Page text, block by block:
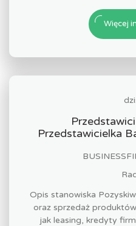
Więcej
Przedstawicielka
Opis stanowiska
oraz sprzedaż
jak leasing, kredyty